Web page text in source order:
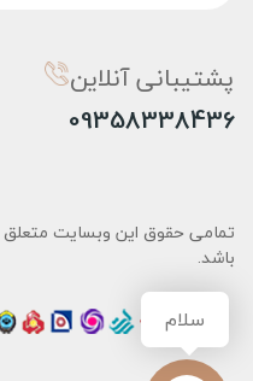
پشتیبانی آنلاین
09358338436
تمامی حقوق این وبسایت
باشد.
سلام